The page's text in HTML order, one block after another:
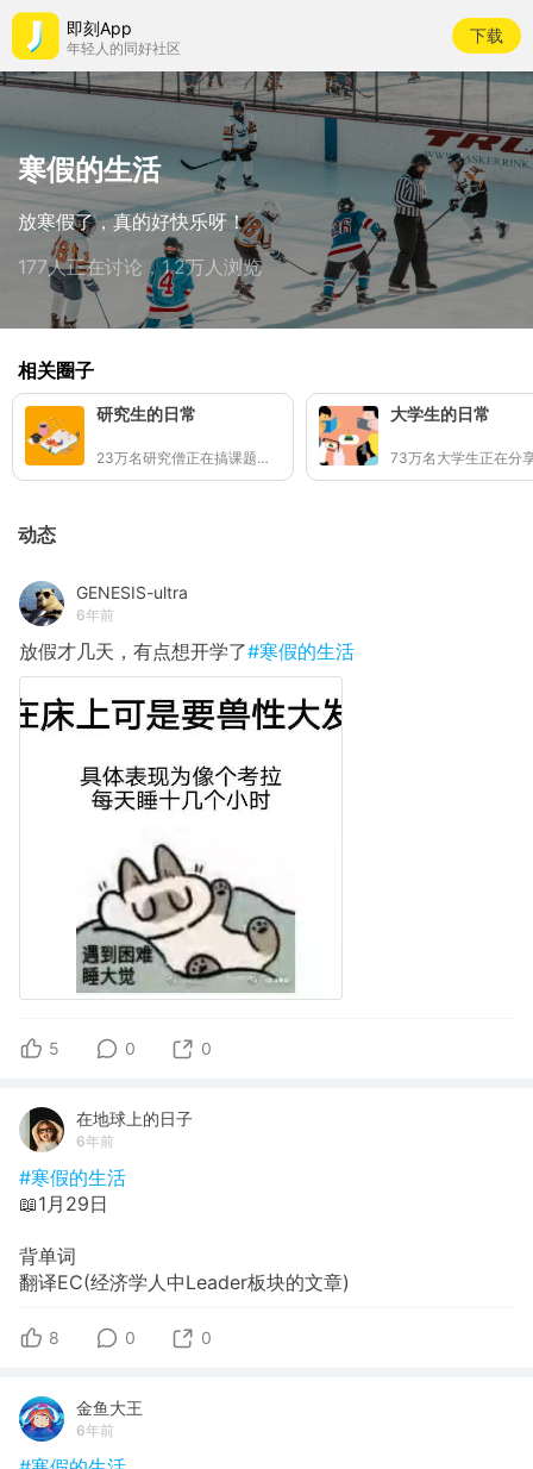
即刻App
年轻人的同好社区
下载
寒假的生活
放寒假了，真的好快乐呀！
177人正在讨论，1.2万人浏览
相关圈子
研究生的日常
23万名研究僧正在搞课题读论文📖
大学生的日常
动态
GENESIS-ultra
6年前
放假才几天，有点想开学了#寒假的生活
5 0 0
在地球上的日子
6年前
#寒假的生活
📖1月29日
背单词
翻译EC(经济学人中Leader板块的文章)
8 0 0
金鱼大王
6年前